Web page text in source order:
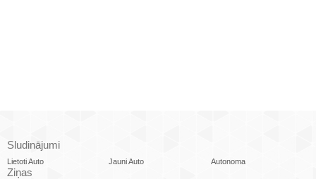
Sludinājumi
Lietoti Auto Jauni Auto Autonoma
Ziņas